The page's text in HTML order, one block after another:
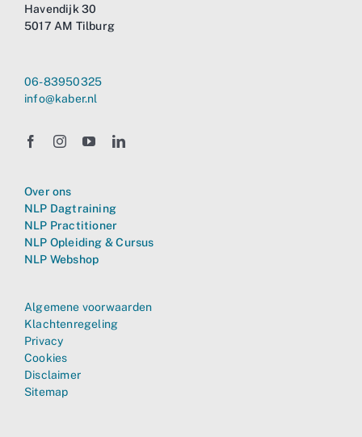
Havendijk 30
5017 AM Tilburg
06-83950325
info@kaber.nl
Over ons
NLP Dagtraining
NLP Practitioner
NLP Opleiding & Cursus
NLP Webshop
Algemene voorwaarden
Klachtenregeling
Privacy
Cookies
Disclaimer
Sitemap